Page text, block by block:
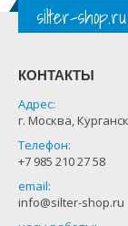
silter-shop.ru
КОНТАКТЫ
Адрес:
г. Москва,
Телефон:
+7 985 210 27 58
email:
info@silter-shop.ru